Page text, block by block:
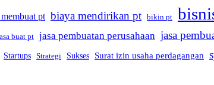
pt biaya mendirikan pt bikin pt
buat pt jasa pembuatan perusahaan jasa
Startups Strategi Sukses Surat izin usaha perdagangan